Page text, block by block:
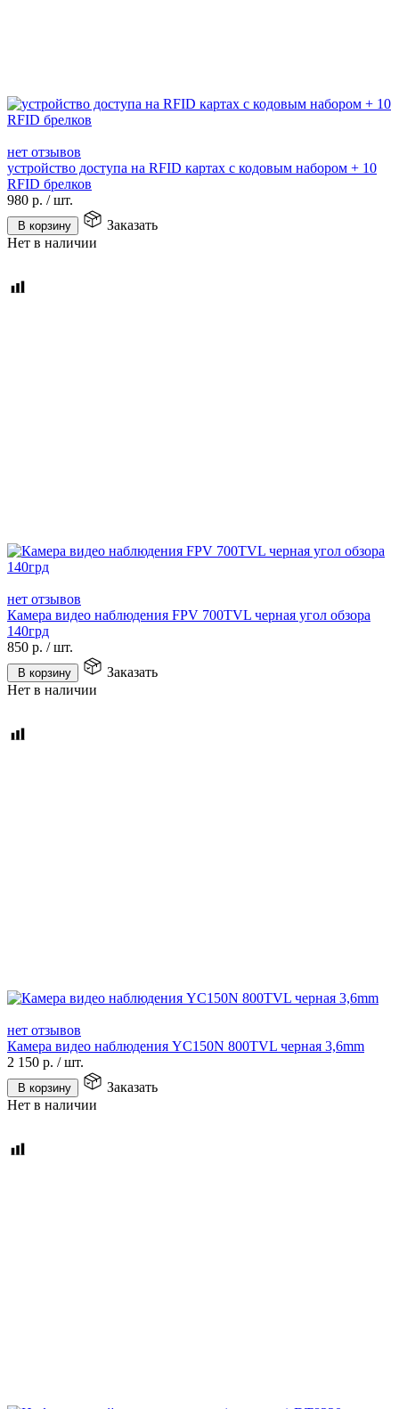
нет отзывов
устройство доступа на RFID картах с кодовым набором + 10
RFID брелков
980 р. /шт.
В корзину
Заказать
Нет в наличии
нет отзывов
Камера видео наблюдения FPV 700TVL черная угол обзора
140грд
850 р. /шт.
В корзину
Заказать
Нет в наличии
нет отзывов
Камера видео наблюдения YC150N 800TVL черная 3,6mm
2 150 р. /шт.
В корзину
Заказать
Нет в наличии